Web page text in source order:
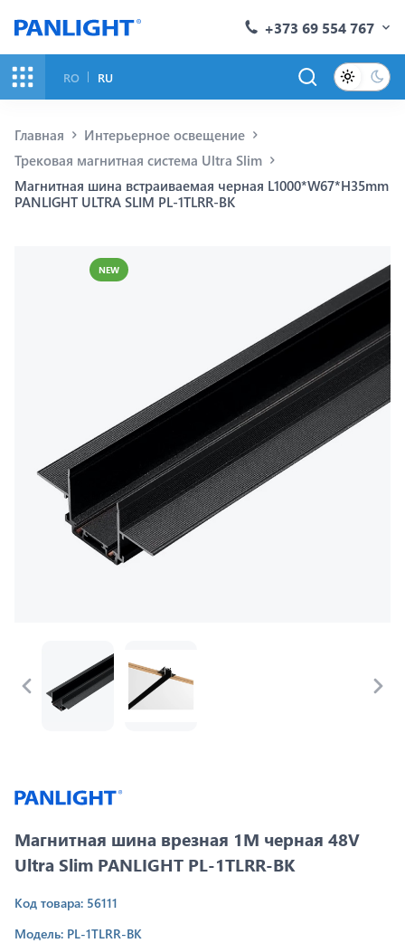
+373 69 554 767
RO RU
Главная
Интерьерное освещение
Трековая магнитная система Ultra Slim
Магнитная шина встраиваемая черная L1000*W67*H35mm
PANLIGHT ULTRA SLIM PL-1TLRR-BK
NEW
Магнитная шина врезная 1M черная 48V
Ultra Slim PANLIGHT PL-1TLRR-BK
Код товара: 56111
Модель: PL-1TLRR-BK